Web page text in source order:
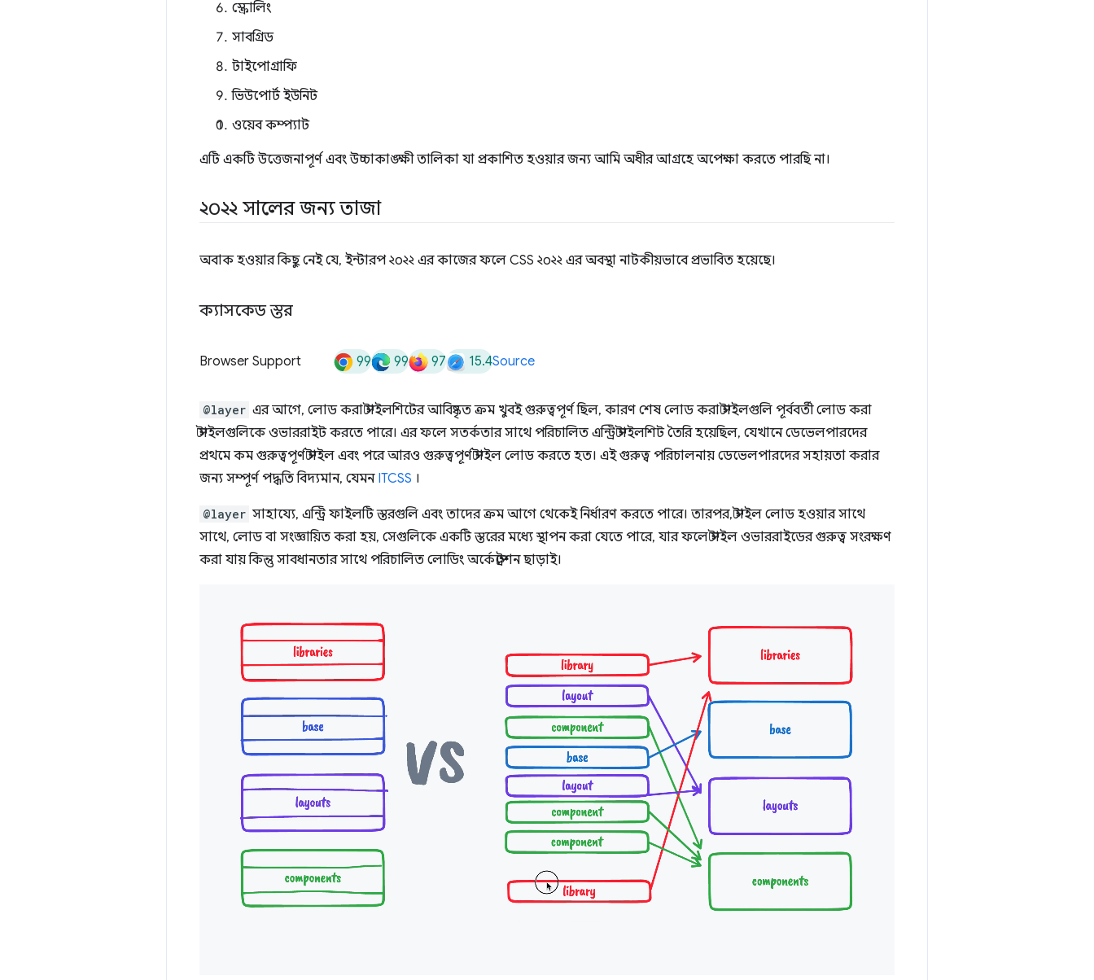
স্ক্রোলিং
সাবগ্রিড
টাইপোগ্রাফি
ভিউপোর্ট ইউনিট
ওয়েব কম্প্যাট
এটি একটি উত্তেজনাপূর্ণ এবং উচ্চাকাঙ্ক্ষী তালিকা যা প্রকাশিত হওয়ার জন্য আমি অধীর আগ্রহে অপেক্ষা করতে পারছি না।
২০২২ সালের জন্য তাজা
অবাক হওয়ার কিছু নেই যে, ইন্টারপ ২০২২ এর কাজের ফলে CSS ২০২২ এর অবস্থা নাটকীয়ভাবে প্রভাবিত হয়েছে।
ক্যাসকেড স্তর
Browser Support 99 99 97 15.4Source
@layer এর আগে, লোড করা স্টাইলশিটের আবিষ্কৃত ক্রম খুবই গুরুত্বপূর্ণ ছিল, কারণ শেষ লোড করা স্টাইলগুলি পূর্ববর্তী লোড করা
স্টাইলগুলিকে ওভাররাইট করতে পারে। এর ফলে সতর্কতার সাথে পরিচালিত এন্ট্রি স্টাইলশিট তৈরি হয়েছিল, যেখানে ডেভেলপারদের
প্রথমে কম গুরুত্বপূর্ণ স্টাইল এবং পরে আরও গুরুত্বপূর্ণ স্টাইল লোড করতে হত। এই গুরুত্ব পরিচালনায় ডেভেলপারদের সহায়তা করার
জন্য সম্পূর্ণ পদ্ধতি বিদ্যমান, যেমন ITCSS ।
@layer সাহায্যে, এন্ট্রি ফাইলটি স্তরগুলি এবং তাদের ক্রম আগে থেকেই নির্ধারণ করতে পারে। তারপর, স্টাইল লোড হওয়ার সাথে
সাথে, লোড বা সংজ্ঞায়িত করা হয়, সেগুলিকে একটি স্তরের মধ্যে স্থাপন করা যেতে পারে, যার ফলে স্টাইল ওভাররাইডের গুরুত্ব সংরক্ষণ
করা যায় কিন্তু সাবধানতার সাথে পরিচালিত লোডিং অর্কেস্ট্রেশন ছাড়াই।